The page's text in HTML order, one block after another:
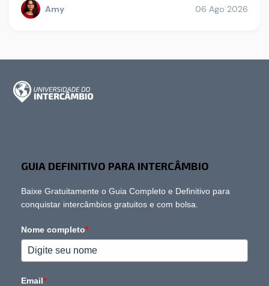
Amy 06 Ago 2026
GUIA DEFINITIVO PARA INTERCÂMBIO
Baixe Gratuitamente o Guia Completo e Definitivo para
conquistar intercâmbios gratuitos e com bolsa.
Nome completo*
Email*